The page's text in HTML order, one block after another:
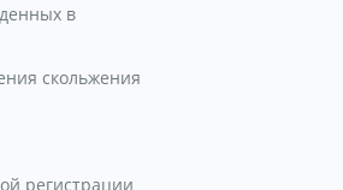
в
скольжения
регистрации